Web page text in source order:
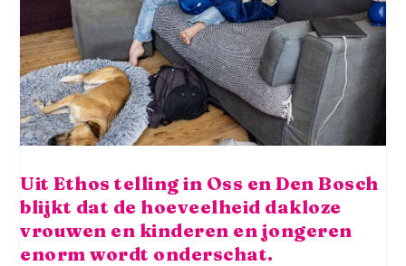
Uit Ethos telling in Oss en Den Bosch
blijkt dat de hoeveelheid dakloze
vrouwen en kinderen en jongeren
enorm wordt onderschat.